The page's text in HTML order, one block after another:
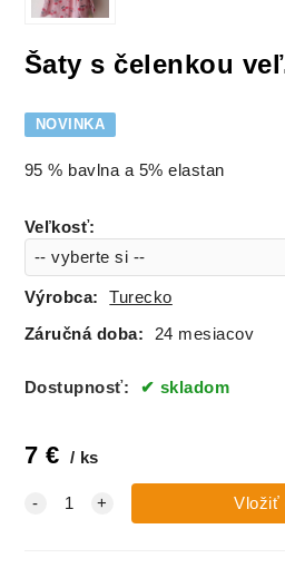
Šaty s čelenkou
NOVINKA
95 % bavlna a 5% elastan
Veľkosť:
Výrobca: Turecko
Záručná doba: 24 mesiacov
Dostupnosť: skladom
7 € ks